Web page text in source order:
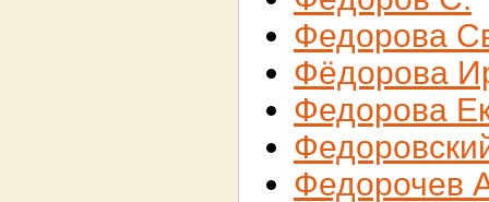
Федорова
Фёдорова
Федорова
Федорочев